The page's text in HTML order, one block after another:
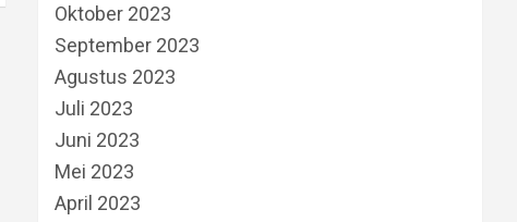
Oktober 2023
September 2023
Agustus 2023
Juli 2023
Juni 2023
Mei 2023
April 2023